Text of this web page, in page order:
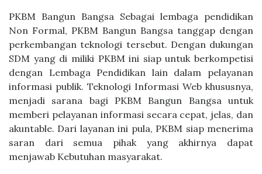
PKBM Bangun Bangsa Sebagai lembaga pendidikan
Non Formal, PKBM Bangun Bangsa tanggap dengan
perkembangan teknologi tersebut. Dengan dukungan
SDM yang di miliki PKBM ini siap untuk berkompetisi
dengan Lembaga Pendidikan lain dalam pelayanan
informasi publik. Teknologi Informasi Web khususnya,
menjadi sarana bagi PKBM Bangun Bangsa untuk
memberi pelayanan informasi secara cepat, jelas, dan
akuntable. Dari layanan ini pula, PKBM siap menerima
saran dari semua pihak yang akhirnya dapat
menjawab Kebutuhan masyarakat.